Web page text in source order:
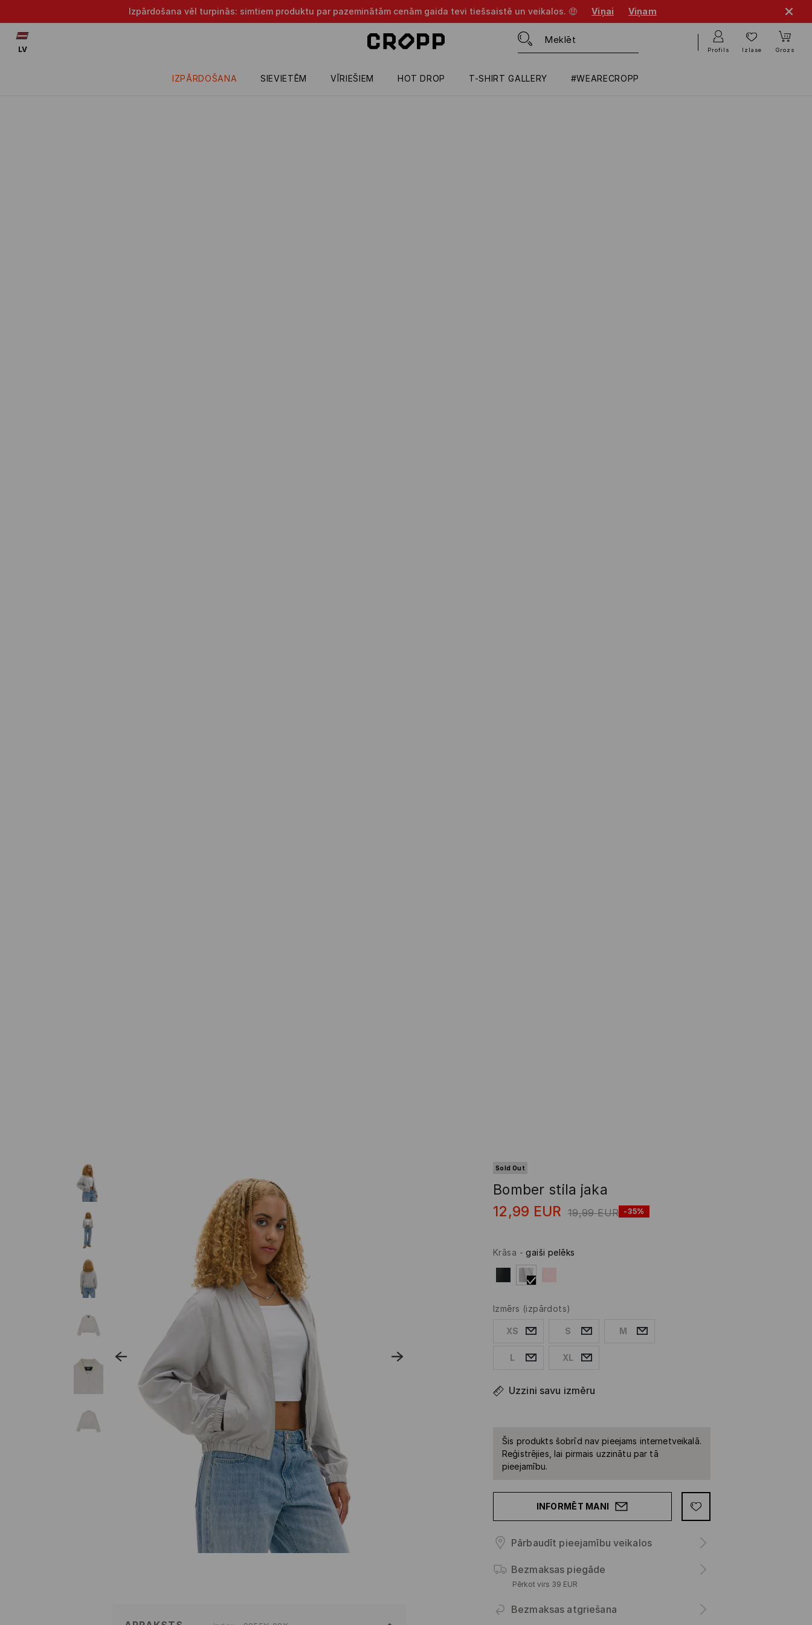
Izpārdošana vēl turpinās: simtiem produktu par pazeminātām cenām gaida tevi tiešsaistē un veikalos. 🤑 Viņai Viņam
IZPĀRDOŠANA SIEVIETĒM VĪRIEŠIEM HOT DROP T-SHIRT GALLERY #WEARECROPP
LV Profils Izlase Grozs
Sold Out
Bomber stila jaka
12,99 EUR 19,99 EUR -35%
Krāsa -gaiši pelēks
Izmērs (izpārdots)
XS S M
L XL
Uzzini savu izmēru
Šis produkts šobrīd nav pieejams internetveikalā.
Reģistrējies, lai pirmais uzzinātu par tā
pieejamību.
INFORMĒT MANI
Pārbaudīt pieejamību veikalos
Bezmaksas piegāde
Pērkot virs 39 EUR
Bezmaksas atgriešana